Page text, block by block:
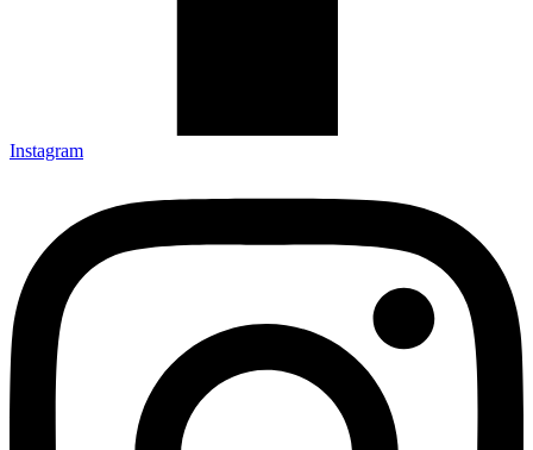
Instagram